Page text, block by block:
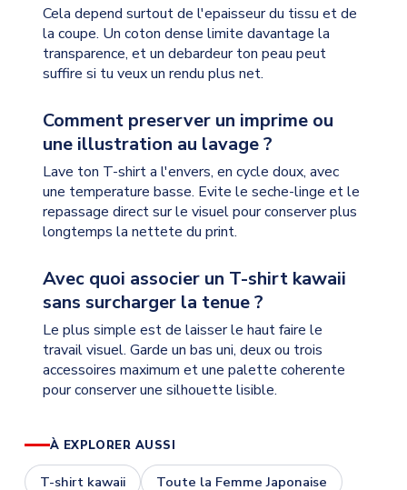
Cela depend surtout de l'epaisseur du tissu et de
la coupe. Un coton dense limite davantage la
transparence, et un debardeur ton peau peut
suffire si tu veux un rendu plus net.
Comment preserver un imprime ou
une illustration au lavage ?
Lave ton T-shirt a l'envers, en cycle doux, avec
une temperature basse. Evite le seche-linge et le
repassage direct sur le visuel pour conserver plus
longtemps la nettete du print.
Avec quoi associer un T-shirt kawaii
sans surcharger la tenue ?
Le plus simple est de laisser le haut faire le
travail visuel. Garde un bas uni, deux ou trois
accessoires maximum et une palette coherente
pour conserver une silhouette lisible.
À EXPLORER AUSSI
T-shirt kawaii Toute la Femme Japonaise